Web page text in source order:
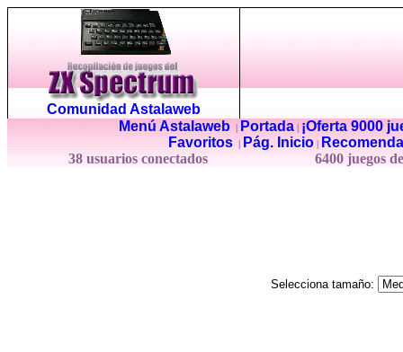
Comunidad Astalaweb
Menú Astalaweb| Portada|
¡Oferta 9000
Favoritos
Pág. Inicio
38 usuarios conectados
6400 juegos
Selecciona tamaño: